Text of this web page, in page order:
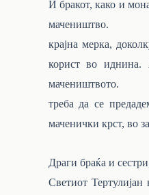
И бракот, како и
крајна мерка,
корист во
треба да се
маченички крст, во
Драги браќа и
Светиот